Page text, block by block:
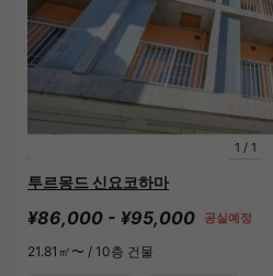
1 / 1
투르몽드 신요코하마
¥86,000 - ¥95,000 공실예정
21.81㎡〜 / 10층 건물